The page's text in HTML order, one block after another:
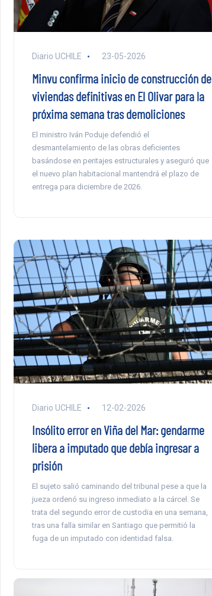
Diario UCHILE 23-05-2026
Minvu confirma inicio de construcción de
viviendas definitivas en El Olivar para la
próxima semana tras demoliciones
El ministro Iván Poduje defendió el
desmantelamiento de las obras deficientes
basándose en peritajes estructurales y aseguró que
el nuevo plan habitacional mantendrá el plazo de
entrega para diciembre de 2026.
Diario UCHILE 12-02-2026
Insólito error en Viña del Mar: gendarme
libera a imputado que debía ingresar a
prisión
El sujeto salió caminando del tribunal pese a que la
jueza ordenó su ingreso inmediato a la cárcel. Se
trata del segundo error de custodia en una semana,
tras una falla similar en Santiago que permitió la
fuga de un imputado con identidad falsa.